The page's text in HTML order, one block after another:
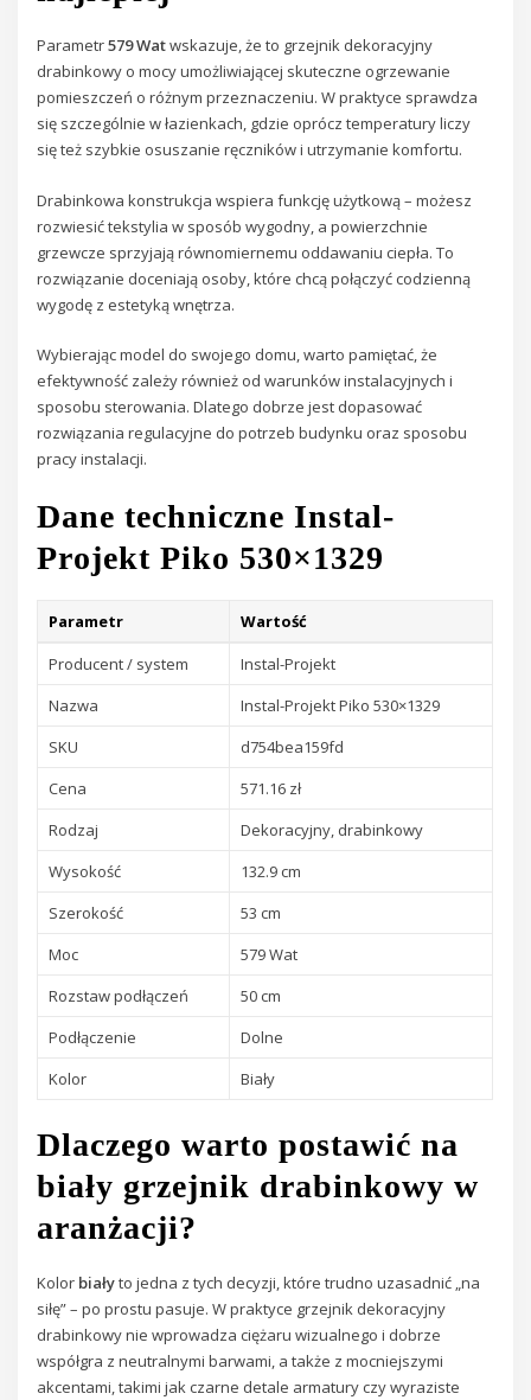
Parametr579 Watwskazuje, że to grzejnik dekoracyjny
drabinkowy o mocy umożliwiającej skuteczne ogrzewanie
pomieszczeń o różnym przeznaczeniu. W praktyce sprawdza
się szczególnie w łazienkach, gdzie oprócz temperatury liczy
się też szybkie osuszanie ręczników i utrzymanie komfortu.
Drabinkowa konstrukcja wspiera funkcję użytkową – możesz
rozwiesić tekstylia w sposób wygodny, a powierzchnie
grzewcze sprzyjają równomiernemu oddawaniu ciepła. To
rozwiązanie doceniają osoby, które chcą połączyć codzienną
wygodę z estetyką wnętrza.
Wybierając model do swojego domu, warto pamiętać, że
efektywność zależy również od warunków instalacyjnych i
sposobu sterowania. Dlatego dobrze jest dopasować
rozwiązania regulacyjne do potrzeb budynku oraz sposobu
pracy instalacji.
Dane techniczne Instal-
Projekt Piko 530×1329
Parametr
Wartość
Producent / system
Instal-Projekt
Nazwa
Instal-Projekt Piko 530×1329
SKU
d754bea159fd
Cena
571.16 zł
Rodzaj
Dekoracyjny, drabinkowy
Wysokość
132.9 cm
Szerokość
53 cm
Moc
579 Wat
Rozstaw podłączeń
50 cm
Podłączenie
Dolne
Kolor
Biały
Dlaczego warto postawić na
biały grzejnik drabinkowy w
aranżacji?
Kolor białyto jedna z tych decyzji, które trudno uzasadnić „na
siłę” – po prostu pasuje. W praktyce grzejnik dekoracyjny
drabinkowy nie wprowadza ciężaru wizualnego i dobrze
współgra z neutralnymi barwami, a także z mocniejszymi
akcentami, takimi jak czarne detale armatury czy wyraziste